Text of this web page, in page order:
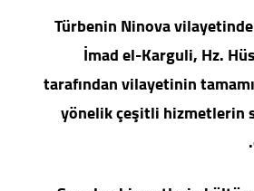
Türbenin Ninova
İmad el-Karguli, Hz.
tarafından vilayetinin
yönelik çeşitli hizmetlerin